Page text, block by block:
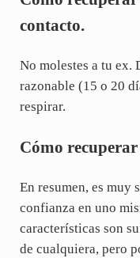
contacto.
No molestes a tu ex.
razonable (15 o 20
respirar.
Cómo
En resumen, es muy
confianza en uno
características son
de cualquiera, pero